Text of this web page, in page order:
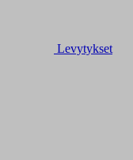
Levytykset